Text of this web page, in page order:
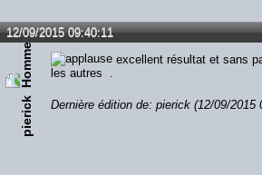
12/09/2015 09:40:11
pierick
excellent résultat et sans
les autres .
Dernière édition de: pierick (12/09/2015